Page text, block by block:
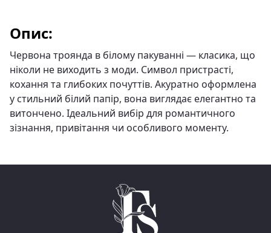
Опис:
Червона троянда в білому пакуванні — класика, що
ніколи не виходить з моди. Символ пристрасті,
кохання та глибоких почуттів. Акуратно оформлена
у стильний білий папір, вона виглядає елегантно та
витончено. Ідеальний вибір для романтичного
зізнання, привітання чи особливого моменту.